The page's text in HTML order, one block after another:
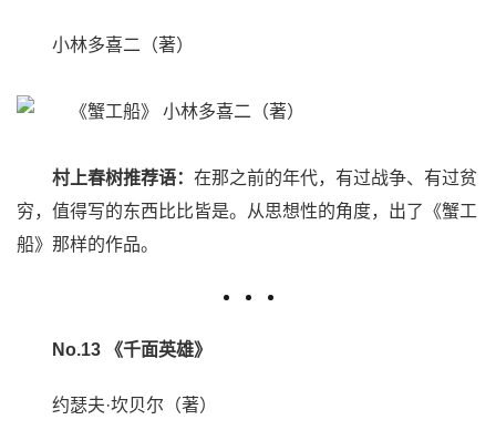
小林多喜二（著）
村上春树推荐语： 在那之前的年代，有过战争、有过贫
穷，值得写的东西比比皆是。从思想性的角度，出了《蟹工
船》那样的作品。
No.13 《千面英雄》
约瑟夫·坎贝尔（著）